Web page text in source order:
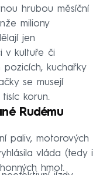
hrubou měsíční
miliony
jen
v kultuře či
pozicích, kuchařky
se musejí
korun.
Rudému
paliv, motorových
vláda (tedy i
hmot.